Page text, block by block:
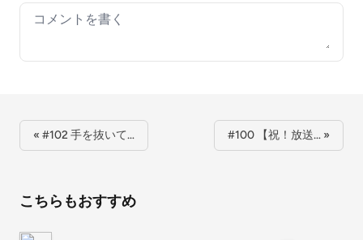
Your comment
« #102 手を抜いて… #100 【祝！放送… »
こちらもおすすめ